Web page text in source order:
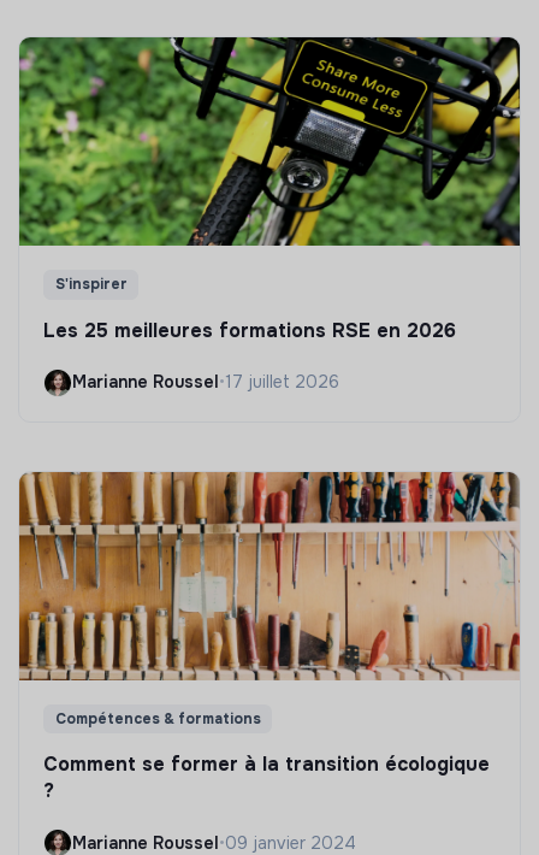
S'inspirer
Les 25 meilleures formations RSE en 2026
Marianne Roussel•17 juillet 2026
Compétences & formations
Comment se former à la transition écologique
?
Marianne Roussel•09 janvier 2024